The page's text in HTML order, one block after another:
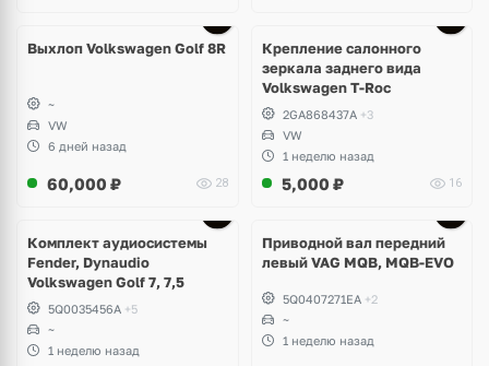
Выхлоп Volkswagen Golf 8R
~
VW
6 дней назад
60,000 ₽ 28
Крепление салонного
зеркала заднего вида
Volkswagen T-Roc
2GA868437A +3
VW
1 неделю назад
5,000 ₽ 16
Комплект аудиосистемы
Fender, Dynaudio
Volkswagen Golf 7, 7,5
5Q0035456A +5
~
1 неделю назад
Приводной вал передний
левый VAG MQB, MQB-EVO
5Q0407271EA +2
~
1 неделю назад